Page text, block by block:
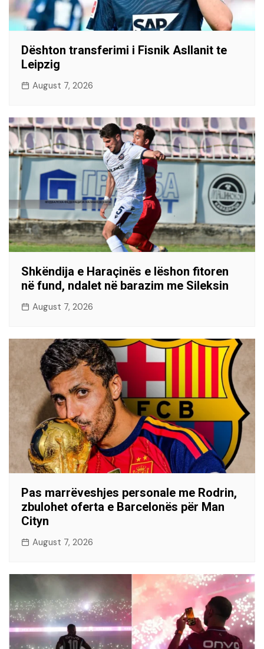
Dështon transferimi i Fisnik Asllanit te
Leipzig
August 7, 2026
Shkëndija e Haraçinës e lëshon fitoren
në fund, ndalet në barazim me Sileksin
August 7, 2026
Pas marrëveshjes personale me Rodrin,
zbulohet oferta e Barcelonës për Man
Cityn
August 7, 2026